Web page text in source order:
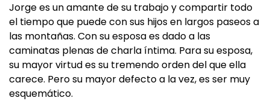
Jorge es un amante de su trabajo y compartir todo
el tiempo que puede con sus hijos en largos paseos a
las montañas. Con su esposa es dado a las
caminatas plenas de charla íntima. Para su esposa,
su mayor virtud es su tremendo orden del que ella
carece. Pero su mayor defecto a la vez, es ser muy
esquemático.